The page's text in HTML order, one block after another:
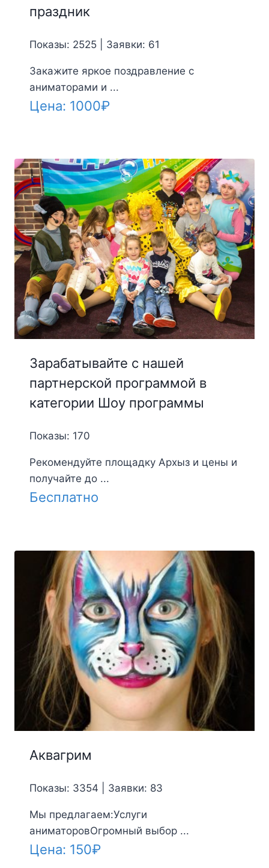
праздник
Показы: 2525 | Заявки: 61
Закажите яркое поздравление с
аниматорами и ...
Цена: 1000₽
Зарабатывайте с нашей
партнерской программой в
категории Шоу программы
Показы: 170
Рекомендуйте площадку Архыз и цены и
получайте до ...
Бесплатно
Аквагрим
Показы: 3354 | Заявки: 83
Мы предлагаем:Услуги
аниматоровОгромный выбор ...
Цена: 150₽